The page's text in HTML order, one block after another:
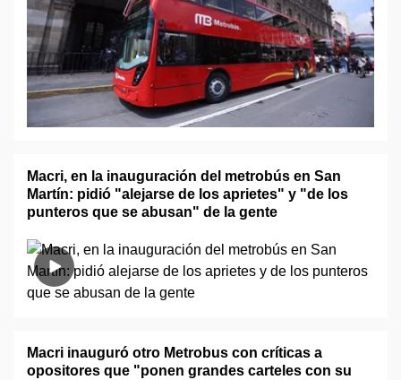
Macri, en la inauguración del metrobús en San
Martín: pidió "alejarse de los aprietes" y "de los
punteros que se abusan" de la gente
Macri inauguró otro Metrobus con críticas a
opositores que "ponen grandes carteles con su